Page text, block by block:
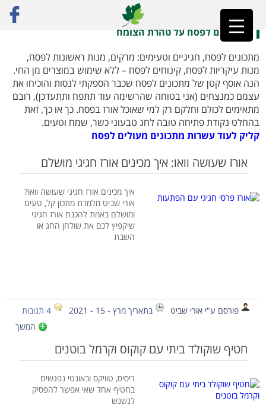
ראשי»מתכונים לפסח
מתכונים לפסח על טהרת הצומח
מתכונים לפסח, חגיגיים וטעימים: מרקים, מנות ראשונות לפסח,
מנות עיקריות לפסח, קינוחים לפסח – ללא שימוש במוצרים מן החי.
הנה אוסף קטן של מתכונים לפסח שכבר הספקתי לנסות והוכיחו את
עצמם כמנצחים (אני בטוחה שהרשימה עוד תתפח ותתעדכן), רובם
מתאימים לכולם וחלקם רק למי שאוכל אורז בפסח. כך או כך, זאת
בהחלט נקודת פתיחה טובה לחג טבעוני כשר, שמח וטעים.
קליק לעוד עשרות מתכונים מעולים לפסח
אורז שעושה וואו: איך מכינים אורז חגיגי מושלם
איך מכינים אורז חגיגי שעושה וואו?
אורי שביט מלמדת מתכון קל, טעים
ומושלם באמת להכנת אורז חגיגי
שיקפיץ לכם את שולחן החג או
השבת
פורסם ע"י אורי שביט בתאריך מרץ - 15 - 2021
4 תגובות
המשך
חטיף שוקולד ביתי עם קוקוס וקרמל בוטנים
ריסיס, טוויקס ובאונטי נפגשים
בחטיף אחד שאי אפשר להפסיק
לנשנש